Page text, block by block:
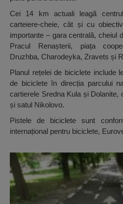
Cei 14 km actuali leagă
carteiere-cheie, cât și cu
importante – gara centrală, cheiul
Pracul Renașterii, piața
Druzhba, Charodeyka, Zravets și
Planul rețelei de biciclete include
de biciclete în direcția parcului
cartierele Sredna Kula și Dolanite,
și satul Nikolovo.
Pistele de biciclete sunt
internațional pentru biciclete,